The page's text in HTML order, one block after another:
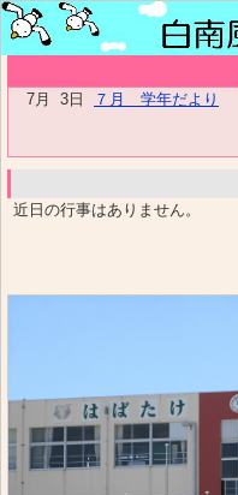
7月 3日 ７月 学年だより
近日の行事はありません。